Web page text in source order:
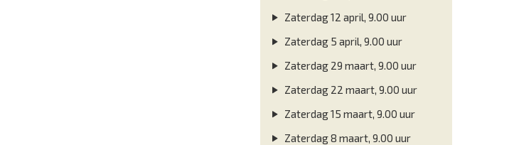
Zaterdag 12 april, 9.00 uur
Zaterdag 5 april, 9.00 uur
Zaterdag 29 maart, 9.00 uur
Zaterdag 22 maart, 9.00 uur
Zaterdag 15 maart, 9.00 uur
Zaterdag 8 maart, 9.00 uur